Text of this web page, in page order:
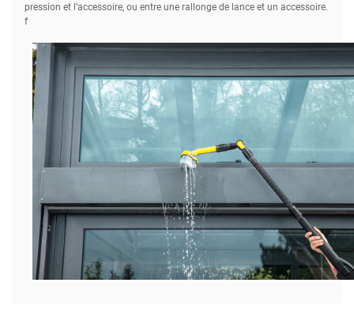
pression et l’accessoire, ou entre une rallonge de lance et un accessoire.
f